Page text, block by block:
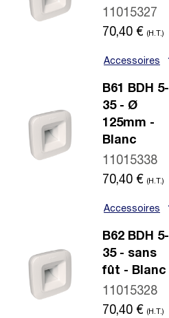
11015327
70,40 € (H.T.)
Accessoires
B61 BDH 5-
35 - Ø
125mm -
Blanc
11015338
70,40 € (H.T.)
Accessoires
B62 BDH 5-
35 - sans
fût - Blanc
11015328
70,40 € (H.T.)